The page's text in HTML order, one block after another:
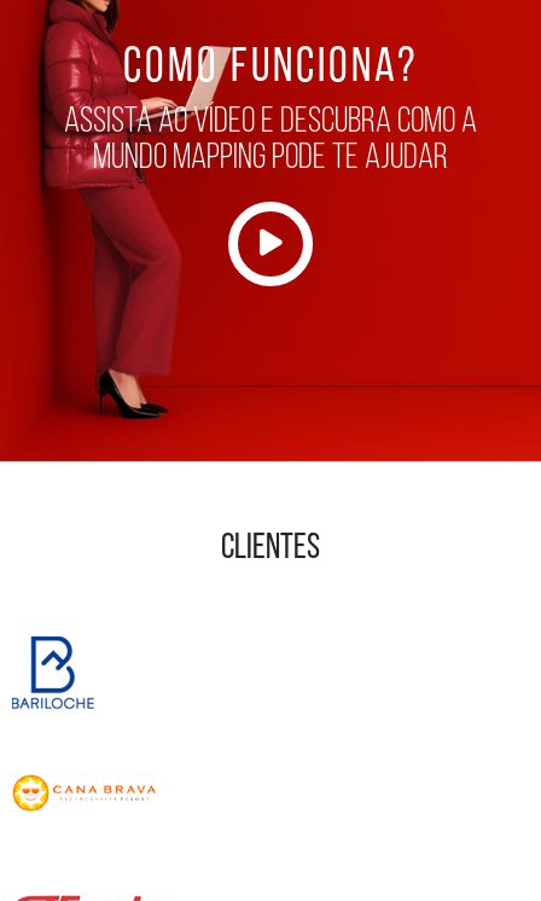
COMO FUNCIONA?
assista ao vídeo e descubra como a
mundo mapping pode te ajudar
CLIENTES